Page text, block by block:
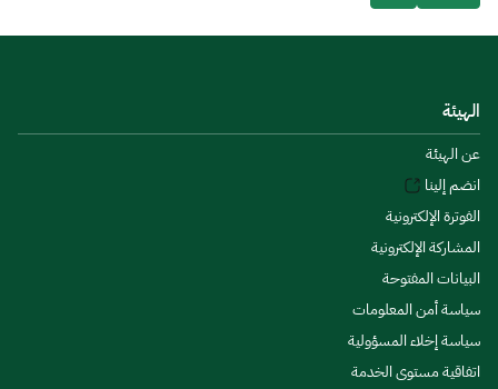
الهيئة
عن الهيئة
انضم إلينا
الفوترة الإلكترونية
المشاركة الإلكترونية
البيانات المفتوحة
سياسة أمن المعلومات
سياسة إخلاء المسؤولية
اتفاقية مستوى الخدمة